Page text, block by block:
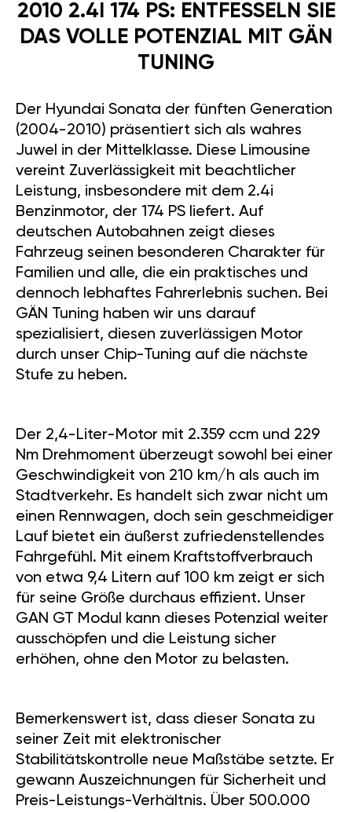
2010 2.4I 174 PS: ENTFESSELN SIE
DAS VOLLE POTENZIAL MIT GÄN
TUNING
Der Hyundai Sonata der fünften Generation
(2004-2010) präsentiert sich als wahres
Juwel in der Mittelklasse. Diese Limousine
vereint Zuverlässigkeit mit beachtlicher
Leistung, insbesondere mit dem 2.4i
Benzinmotor, der 174 PS liefert. Auf
deutschen Autobahnen zeigt dieses
Fahrzeug seinen besonderen Charakter für
Familien und alle, die ein praktisches und
dennoch lebhaftes Fahrerlebnis suchen. Bei
GÄN Tuning haben wir uns darauf
spezialisiert, diesen zuverlässigen Motor
durch unser Chip-Tuning auf die nächste
Stufe zu heben.
Der 2,4-Liter-Motor mit 2.359 ccm und 229
Nm Drehmoment überzeugt sowohl bei einer
Geschwindigkeit von 210 km/h als auch im
Stadtverkehr. Es handelt sich zwar nicht um
einen Rennwagen, doch sein geschmeidiger
Lauf bietet ein äußerst zufriedenstellendes
Fahrgefühl. Mit einem Kraftstoffverbrauch
von etwa 9,4 Litern auf 100 km zeigt er sich
für seine Größe durchaus effizient. Unser
GAN GT Modul kann dieses Potenzial weiter
ausschöpfen und die Leistung sicher
erhöhen, ohne den Motor zu belasten.
Bemerkenswert ist, dass dieser Sonata zu
seiner Zeit mit elektronischer
Stabilitätskontrolle neue Maßstäbe setzte. Er
gewann Auszeichnungen für Sicherheit und
Preis-Leistungs-Verhältnis. Über 500.000